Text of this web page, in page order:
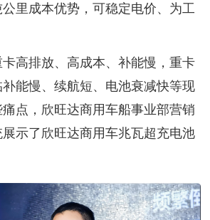
里成本优势，可稳定电价、为工
高排放、高成本、补能慢，重卡
能慢、续航短、电池衰减快等现
点，欣旺达商用车船事业部营销
示了欣旺达商用车兆瓦超充电池